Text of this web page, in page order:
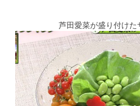
芦田愛菜が盛り付けた